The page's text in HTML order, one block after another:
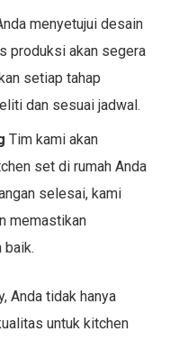
menyetujui desain
produksi akan segera
setiap tahap
dan sesuai jadwal.
Tim kami akan
set di rumah Anda
selesai, kami
memastikan
baik.
Anda tidak hanya
untuk kitchen